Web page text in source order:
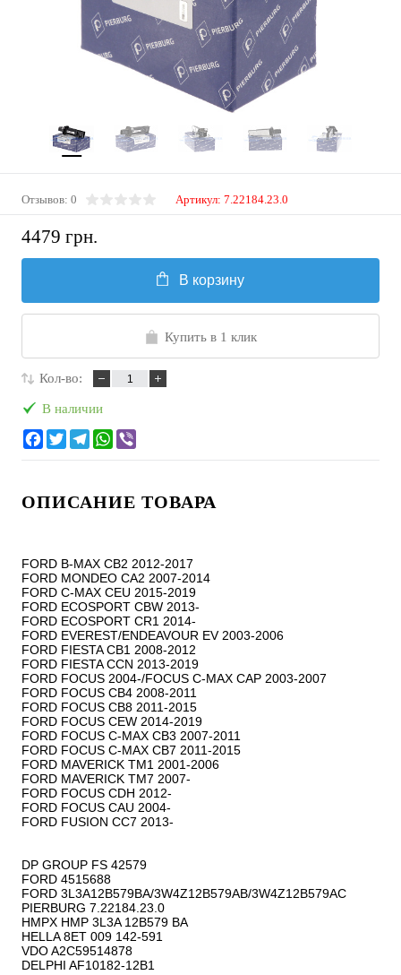
Отзывов: 0 Артикул: 7.22184.23.0
4479 грн.
В корзину
Купить в 1 клик
Кол-во:
В наличии
ОПИСАНИЕ ТОВАРА
FORD B-MAX CB2 2012-2017
FORD MONDEO CA2 2007-2014
FORD C-MAX CEU 2015-2019
FORD ECOSPORT CBW 2013-
FORD ECOSPORT CR1 2014-
FORD EVEREST/ENDEAVOUR EV 2003-2006
FORD FIESTA CB1 2008-2012
FORD FIESTA CCN 2013-2019
FORD FOCUS 2004-/FOCUS C-MAX CAP 2003-2007
FORD FOCUS CB4 2008-2011
FORD FOCUS CB8 2011-2015
FORD FOCUS CEW 2014-2019
FORD FOCUS C-MAX CB3 2007-2011
FORD FOCUS C-MAX CB7 2011-2015
FORD MAVERICK TM1 2001-2006
FORD MAVERICK TM7 2007-
FORD FOCUS CDH 2012-
FORD FOCUS CAU 2004-
FORD FUSION CC7 2013-
DP GROUP FS 42579
FORD 4515688
FORD 3L3A12B579BA/3W4Z12B579AB/3W4Z12B579AC
PIERBURG 7.22184.23.0
HMPX HMP 3L3A 12B579 BA
HELLA 8ET 009 142-591
VDO A2C59514878
DELPHI AF10182-12B1